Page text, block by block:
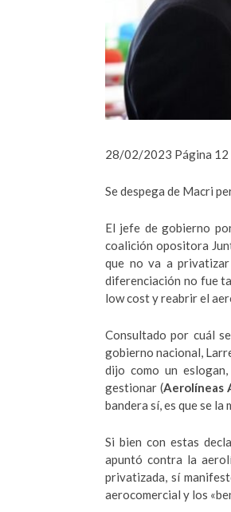
28/02/2023 Página 12
Se despega de Macri
El jefe de gobierno
coalición opositora
que no va a privatizar
diferenciación no fue
low cost y reabrir el
Consultado por cuál
gobierno nacional,
dijo como un
gestionar (Aerolíneas
bandera sí, es que se la
Si bien con estas
apuntó contra la
privatizada, sí
aerocomercial y los